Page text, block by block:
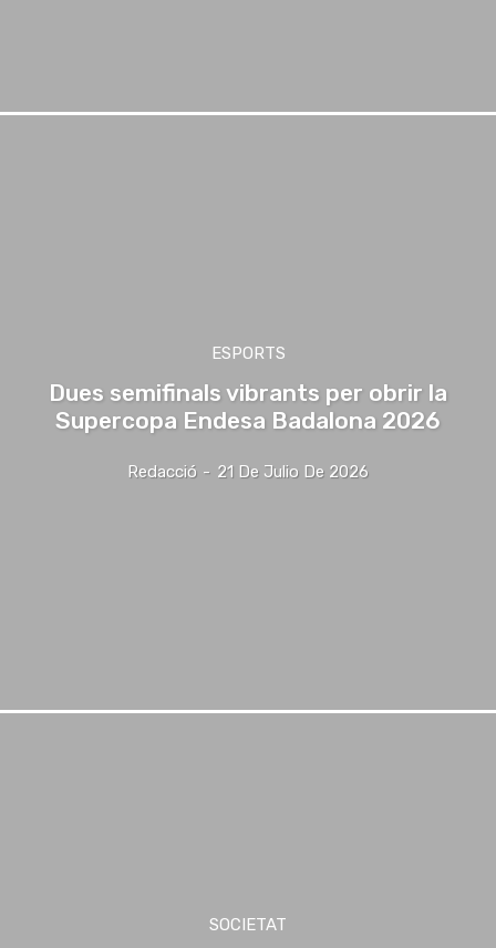
ESPORTS
Dues semifinals vibrants per obrir la
Supercopa Endesa Badalona 2026
Redacció - 21 De Julio De 2026
SOCIETAT